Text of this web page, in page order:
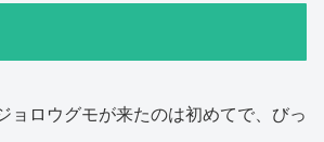
ョロウグモが来たのは初めてで、びっ